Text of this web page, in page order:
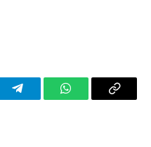
TelegramWhatsAppCopy